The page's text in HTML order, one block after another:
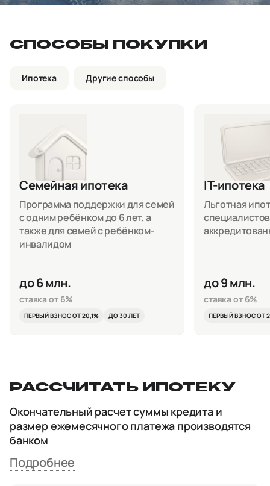
СПОСОБЫ ПОКУПКИ
Ипотека Другие способы
Семейная ипотека
Программа поддержки для семей
с одним ребёнком до 6 лет, а
также для семей с ребёнком-
инвалидом
до 6 млн.
ставка от 6%
ПЕРВЫЙ ВЗНОС ОТ 20,1% ДО 30 ЛЕТ
IT-ипотека
Льготная
до 9 млн.
ставка от 6%
ПЕРВЫЙ ВЗНОС ОТ
РАССЧИТАТЬ ИПОТЕКУ
Окончательный расчет суммы кредита и
размер ежемесячного платежа производятся
банком
Подробнее